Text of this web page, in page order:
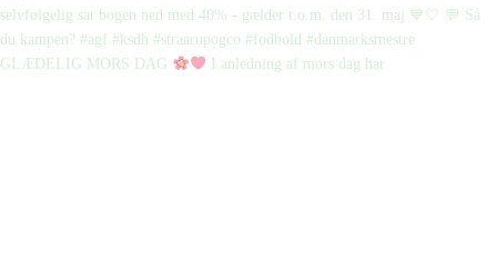
GLÆDELIG MORS DAG I anledning af mors dag har